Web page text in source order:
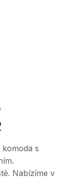
s
Nabízíme v